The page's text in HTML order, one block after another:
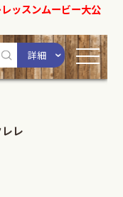
ッスンムービー大公